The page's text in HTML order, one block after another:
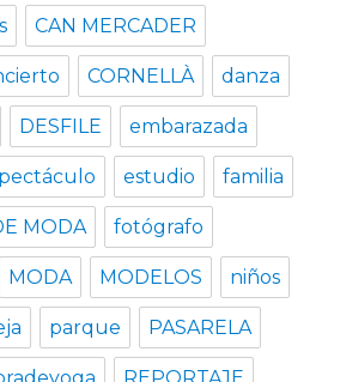
CAN MERCADER
CORNELLÀ danza
DESFILE embarazada
estudio familia
MODA fotógrafo
MODA MODELOS niños
parque PASARELA